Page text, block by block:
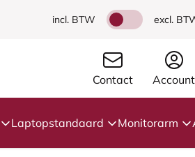
incl. BTW excl.
Contact Account
Laptopstandaard Monitorarm